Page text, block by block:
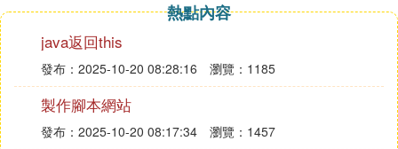
3. 如何將域名解析到伺服器
1、注冊好域名後，登陸域名服務商網站，在個人帳
號中心找到域名管理，點擊打開。不管是在那個網站
注冊的域名，後台基本上都是差不多的，都能找到域
名管理。
熱點內容
java返回this
發布：2025-10-20 08:28:16 瀏覽：1185
製作腳本網站
發布：2025-10-20 08:17:34 瀏覽：1457